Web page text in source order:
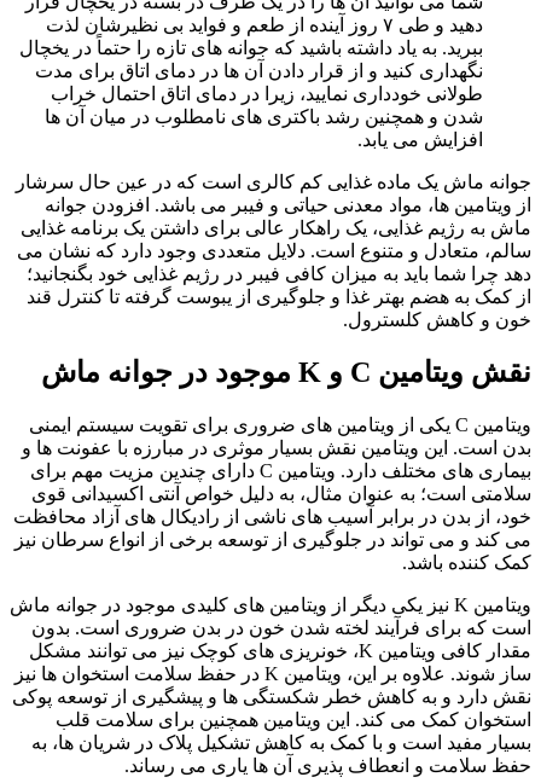
دهید و طی ۷ روز آینده از طعم و فواید بی نظیرشان لذت
ببرید. به یاد داشته باشید که جوانه های تازه را حتماً در یخچال
نگهداری کنید و از قرار دادن آن ها در دمای اتاق برای مدت
طولانی خودداری نمایید، زیرا در دمای اتاق احتمال خراب
شدن و همچنین رشد باکتری های نامطلوب در میان آن ها
افزایش می یابد.
جوانه ماش یک ماده غذایی کم کالری است که در عین حال سرشار
از ویتامین ها، مواد معدنی حیاتی و فیبر می باشد. افزودن جوانه
ماش به رژیم غذایی، یک راهکار عالی برای داشتن یک برنامه غذایی
سالم، متعادل و متنوع است. دلایل متعددی وجود دارد که نشان می
دهد چرا شما باید به میزان کافی فیبر در رژیم غذایی خود بگنجانید؛
از کمک به هضم بهتر غذا و جلوگیری از یبوست گرفته تا کنترل قند
خون و کاهش کلسترول.
نقش ویتامین C و K موجود در جوانه ماش
ویتامین C یکی از ویتامین های ضروری برای تقویت سیستم ایمنی
بدن است. این ویتامین نقش بسیار موثری در مبارزه با عفونت ها و
بیماری های مختلف دارد. ویتامین C دارای چندین مزیت مهم برای
سلامتی است؛ به عنوان مثال، به دلیل خواص آنتی اکسیدانی قوی
خود، از بدن در برابر آسیب های ناشی از رادیکال های آزاد محافظت
می کند و می تواند در جلوگیری از توسعه برخی از انواع سرطان نیز
کمک کننده باشد.
ویتامین K نیز یکی دیگر از ویتامین های کلیدی موجود در جوانه ماش
است که برای فرآیند لخته شدن خون در بدن ضروری است. بدون
مقدار کافی ویتامین K، خونریزی های کوچک نیز می توانند مشکل
ساز شوند. علاوه بر این، ویتامین K در حفظ سلامت استخوان ها نیز
نقش دارد و به کاهش خطر شکستگی ها و پیشگیری از توسعه پوکی
استخوان کمک می کند. این ویتامین همچنین برای سلامت قلب
بسیار مفید است و با کمک به کاهش تشکیل پلاک در شریان ها، به
حفظ سلامت و انعطاف پذیری آن ها یاری می رساند.